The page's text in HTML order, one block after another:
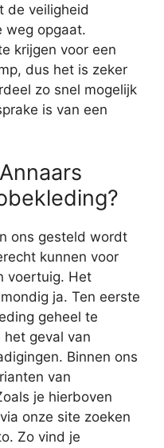
de veiligheid
weg opgaat.
krijgen voor een
dus het is zeker
zo snel mogelijk
is van een
ons gesteld wordt
kunnen voor
voertuig. Het
ja. Ten eerste
geheel te
geval van
Binnen ons
van
je hierboven
onze site zoeken
Zo vind je